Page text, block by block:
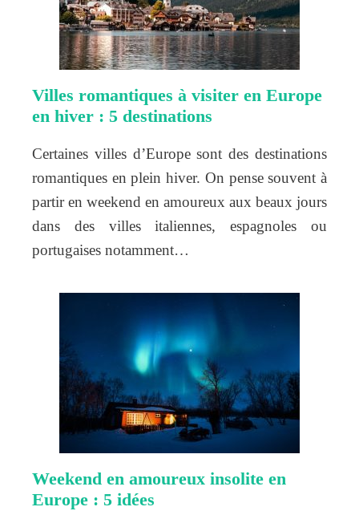
Villes romantiques à visiter en Europe
en hiver : 5 destinations
Certaines villes d’Europe sont des destinations
romantiques en plein hiver. On pense souvent à
partir en weekend en amoureux aux beaux jours
dans des villes italiennes, espagnoles ou
portugaises notamment…
Weekend en amoureux insolite en
Europe : 5 idées